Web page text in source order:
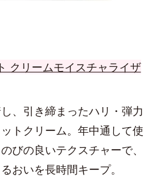
クリームモイスチャライザ
、引き締まったハリ・弾力
トクリーム。年中通して使
びの良いテクスチャーで、
おいを長時間キープ。